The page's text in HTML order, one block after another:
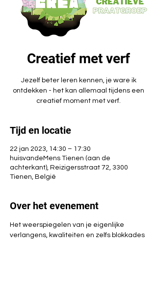
Creatief met verf
Jezelf beter leren kennen, je ware ik
ontdekken - het kan allemaal tijdens een
creatief moment met verf.
Tijd en locatie
22 jan 2023, 14:30 – 17:30
huisvandeMens Tienen (aan de
achterkant), Reizigersstraat 72, 3300
Tienen, België
Over het evenement
Het weerspiegelen van je eigenlijke
verlangens, kwaliteiten en zelfs blokkades